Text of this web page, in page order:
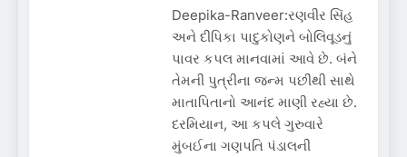
Deepika-Ranveer:રણવીર સિંહ
અને દીપિકા પાદુકોણને બોલિવૂડનું
પાવર કપલ માનવામાં આવે છે. બંને
તેમની પુત્રીના જન્મ પછીથી સાથે
માતાપિતાનો આનંદ માણી રહ્યા છે.
દરમિયાન, આ કપલે ગુરુવારે
મુંબઈના ગણપતિ પંડાલની